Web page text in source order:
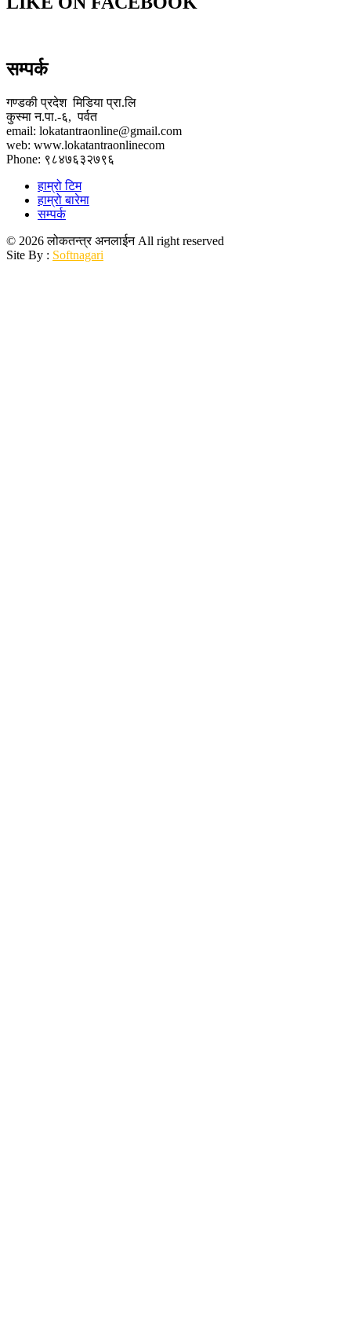
सम्पर्क
गण्डकी प्रदेश मिडिया प्रा.लि
कुस्मा न.पा.-६, पर्वत
email: lokatantraonline@gmail.com
web: www.lokatantraonlinecom
Phone: ९८४७६३२७९६
हाम्रो टिम
हाम्रो बारेमा
सम्पर्क
© 2026 लोकतन्त्र अनलाईन All right reserved
Site By : Softnagari